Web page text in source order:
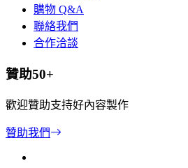
購物 Q&A
聯絡我們
合作洽談
贊助50+
歡迎贊助支持好內容製作
贊助我們